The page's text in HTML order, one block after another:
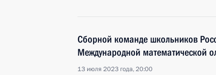
Сборной команде школьников
Международной математической
13 июля 2023 года, 20:00